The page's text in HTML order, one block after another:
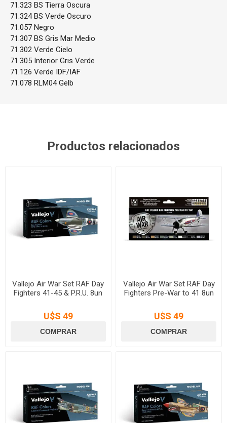
71.323 BS Tierra Oscura
71.324 BS Verde Oscuro
71.057 Negro
71.307 BS Gris Mar Medio
71.302 Verde Cielo
71.305 Interior Gris Verde
71.126 Verde IDF/IAF
71.078 RLM04 Gelb
Productos relacionados
Vallejo Air War Set RAF Day
Fighters 41-45 & P.R.U. 8un
U$S 49
Vallejo Air War Set RAF Day
Fighters Pre-War to 41 8un
U$S 49